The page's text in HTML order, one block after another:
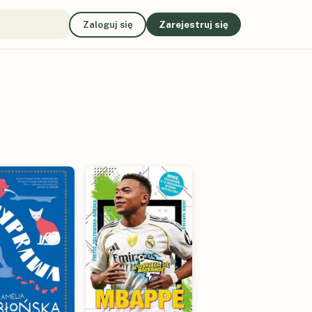
Zaloguj się Zarejestruj się